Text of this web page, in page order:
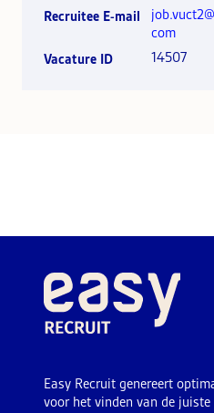
Recruitee E-mail
com
Vacature ID
14507
Easy Recruit genereert
voor het vinden van de juiste